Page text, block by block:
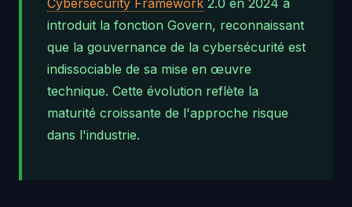
introduit la fonction Govern, reconnaissant
que la gouvernance de la cybersécurité est
indissociable de sa mise en œuvre
technique. Cette évolution reflète la
maturité croissante de l'approche risque
dans l'industrie.